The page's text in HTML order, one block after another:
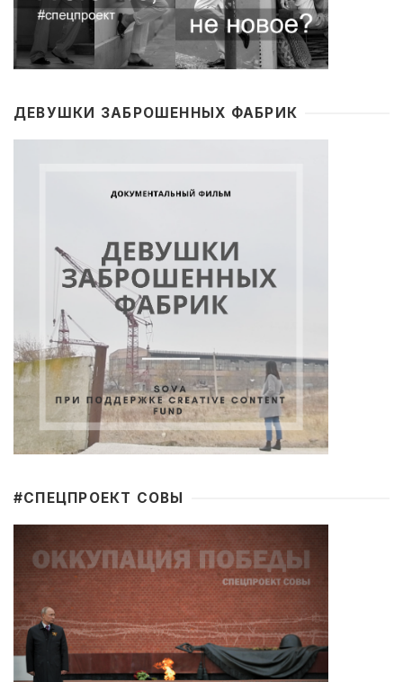
ДЕВУШКИ ЗАБРОШЕННЫХ ФАБРИК
#CПЕЦПРОЕКТ СОВЫ